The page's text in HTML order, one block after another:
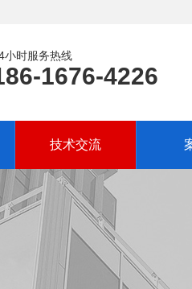
小时服务热线
1676-4226
技术交流